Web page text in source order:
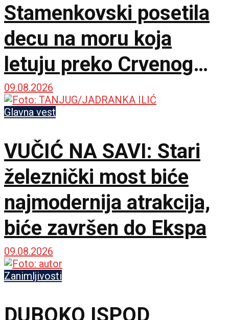
Stamenkovski posetila
decu na moru koja
letuju preko Crvenog
krsta
09.08.2026
Glavna vest
VUČIĆ NA SAVI: Stari
železnički most biće
najmodernija atrakcija,
biće završen do Ekspa
09.08.2026
Zanimljivosti
DUBOKO ISPOD